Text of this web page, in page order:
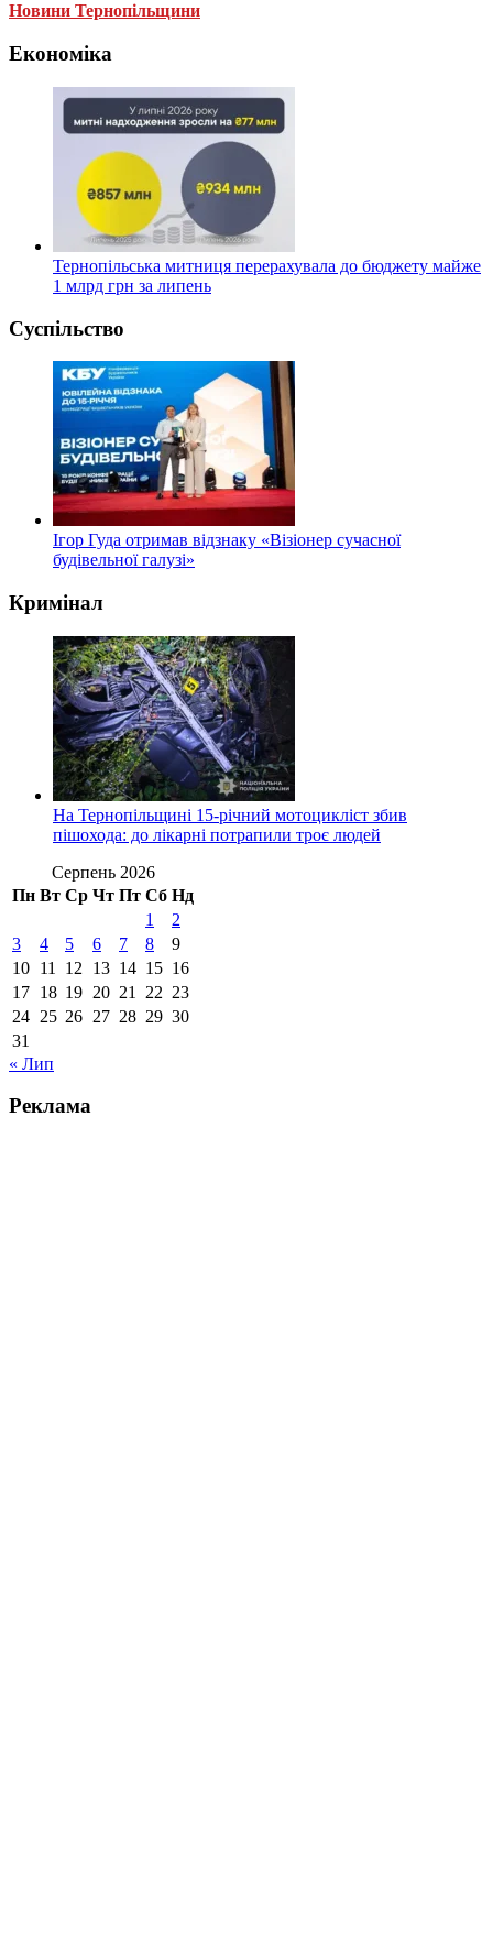
Новини Тернопільщини
Економіка
Тернопільська митниця перерахувала до бюджету майже
1 млрд грн за липень
Суспільство
Ігор Гуда отримав відзнаку «Візіонер сучасної
будівельної галузі»
Кримінал
На Тернопільщині 15-річний мотоцикліст збив
пішохода: до лікарні потрапили троє людей
Серпень 2026
Пн Вт Ср Чт Пт Сб Нд
1
2
3
4 5 6 7 8
9
10 11 12 13 14 15 16
17 18 19 20 21 22 23
24 25 26 27 28 29 30
31
« Лип
Реклама